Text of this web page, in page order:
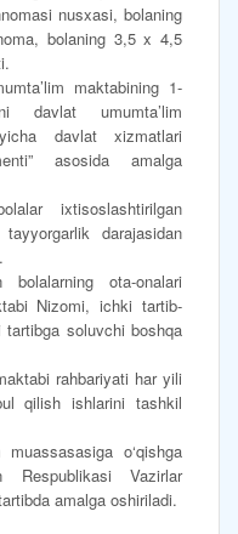
nusxasi, bolaning
bolaning 3,5 x 4,5
maktabining 1-
davlat umumta’lim
davlat xizmatlari
asosida amalga
ixtisoslashtirilgan
darajasidan
ota-onalari
Nizomi, ichki tartib-
tartibga soluvchi boshqa
rahbariyati har yili
qilish ishlarini tashkil
o‘qishga
Respublikasi Vazirlar
amalga oshiriladi.